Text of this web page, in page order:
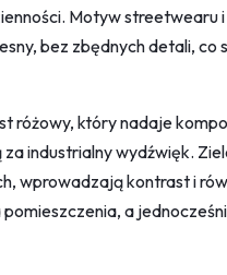
Motyw streetwearu
bez zbędnych detali, co
różowy, który nadaje
industrialny wydźwięk.
wprowadzają kontrast i
a